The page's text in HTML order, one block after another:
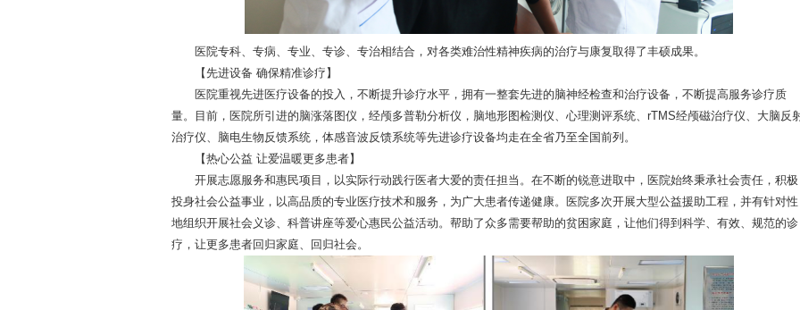
医院专科、专病、专业、专诊、专治相结合，对各类难治性精神疾病的治疗与康复取得了丰硕成果。
【先进设备 确保精准诊疗】
医院重视先进医疗设备的投入，不断提升诊疗水平，拥有一整套先进的脑神经检查和治疗设备，不断提高服务诊疗质
量。目前，医院所引进的脑涨落图仪，经颅多普勒分析仪，脑地形图检测仪、心理测评系统、rTMS经颅磁治疗仪、大脑反
治疗仪、脑电生物反馈系统，体感音波反馈系统等先进诊疗设备均走在全省乃至全国前列。
【热心公益 让爱温暖更多患者】
开展志愿服务和惠民项目，以实际行动践行医者大爱的责任担当。在不断的锐意进取中，医院始终秉承社会责任，积极
投身社会公益事业，以高品质的专业医疗技术和服务，为广大患者传递健康。医院多次开展大型公益援助工程，并有针对性
地组织开展社会义诊、科普讲座等爱心惠民公益活动。帮助了众多需要帮助的贫困家庭，让他们得到科学、有效、规范的诊
疗，让更多患者回归家庭、回归社会。